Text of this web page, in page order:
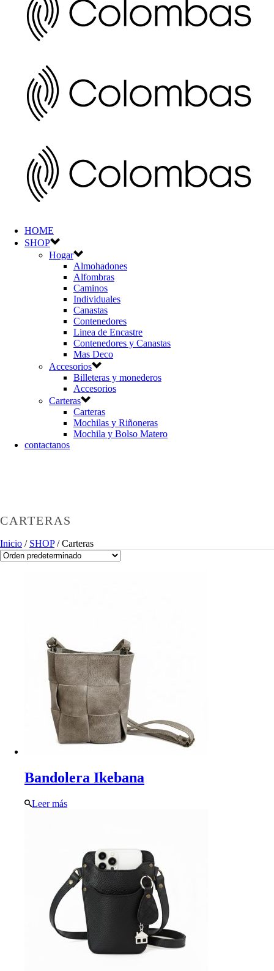
HOME
SHOP
Hogar
Almohadones
Alfombras
Caminos
Individuales
Canastas
Contenedores
Linea de Encastre
Contenedores y Canastas
Mas Deco
Accesorios
Billeteras y monederos
Accesorios
Carteras
Carteras
Mochilas y Riñoneras
Mochila y Bolso Matero
contactanos
CARTERAS
Inicio / SHOP/Carteras
Bandolera Ikebana
Leer más